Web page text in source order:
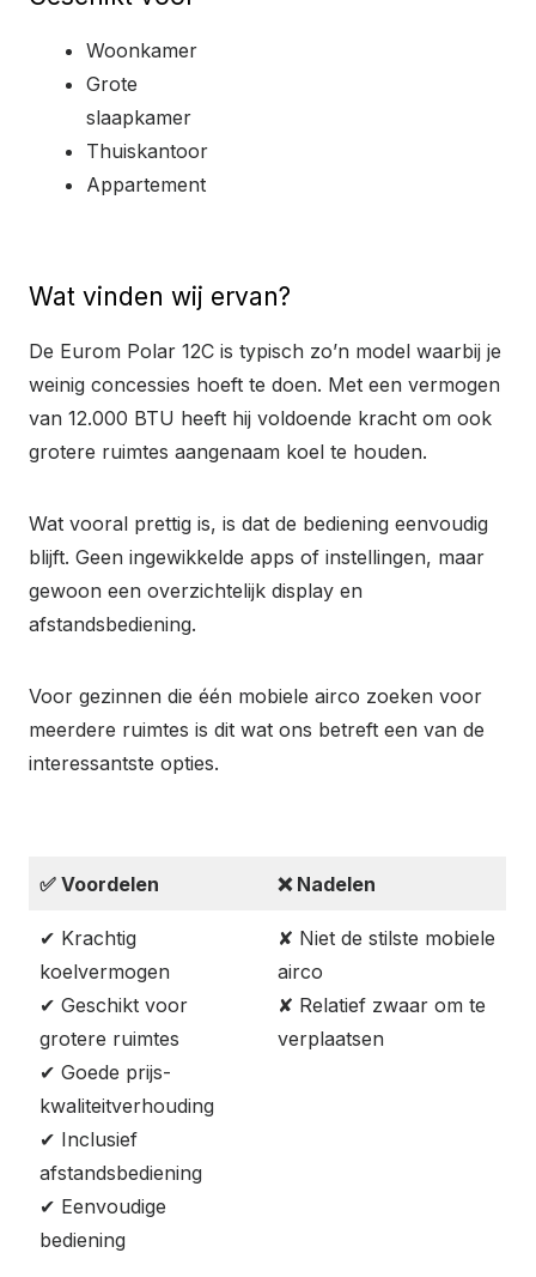
Woonkamer
Grote
slaapkamer
Thuiskantoor
Appartement
Wat vinden wij ervan?
De Eurom Polar 12C is typisch zo’n model waarbij je
weinig concessies hoeft te doen. Met een vermogen
van 12.000 BTU heeft hij voldoende kracht om ook
grotere ruimtes aangenaam koel te houden.
Wat vooral prettig is, is dat de bediening eenvoudig
blijft. Geen ingewikkelde apps of instellingen, maar
gewoon een overzichtelijk display en
afstandsbediening.
Voor gezinnen die één mobiele airco zoeken voor
meerdere ruimtes is dit wat ons betreft een van de
interessantste opties.
✅ Voordelen ❌ Nadelen
✔ Krachtig
koelvermogen
✔ Geschikt voor
grotere ruimtes
✔ Goede prijs-
kwaliteitverhouding
✔ Inclusief
afstandsbediening
✔ Eenvoudige
bediening
✘ Niet de stilste mobiele
airco
✘ Relatief zwaar om te
verplaatsen